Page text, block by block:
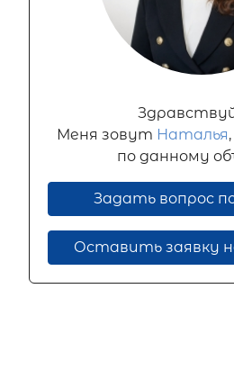
Меня зовут Наталья
по данному
Задать вопрос
Оставить заявку